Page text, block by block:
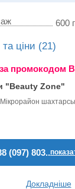
600
ціни (21)
промокодом
"Beauty Zone"
(097) 803..
Докладніше